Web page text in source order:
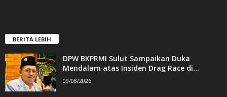
BERITA LEBIH
DPW BKPRMI Sulut Sampaikan Duka
Mendalam atas Insiden Drag Race di...
09/08/2026